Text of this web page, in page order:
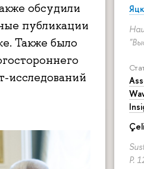
P.
обсудили
публикации
Также было
исследований